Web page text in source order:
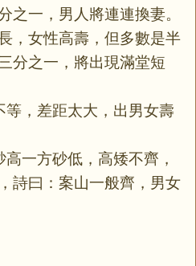
之一，男人將連連換妻。
，女性高壽，但多數是半
分之一，將出現滿堂短
，差距太大，出男女壽
一方砂低，高矮不齊，
詩曰：案山一般齊，男女